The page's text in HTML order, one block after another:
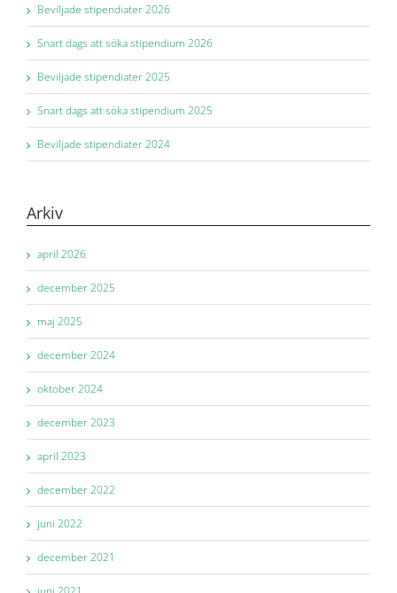
Beviljade stipendiater 2026
Snart dags att söka stipendium 2026
Beviljade stipendiater 2025
Snart dags att söka stipendium 2025
Beviljade stipendiater 2024
Arkiv
april 2026
december 2025
maj 2025
december 2024
oktober 2024
december 2023
april 2023
december 2022
juni 2022
december 2021